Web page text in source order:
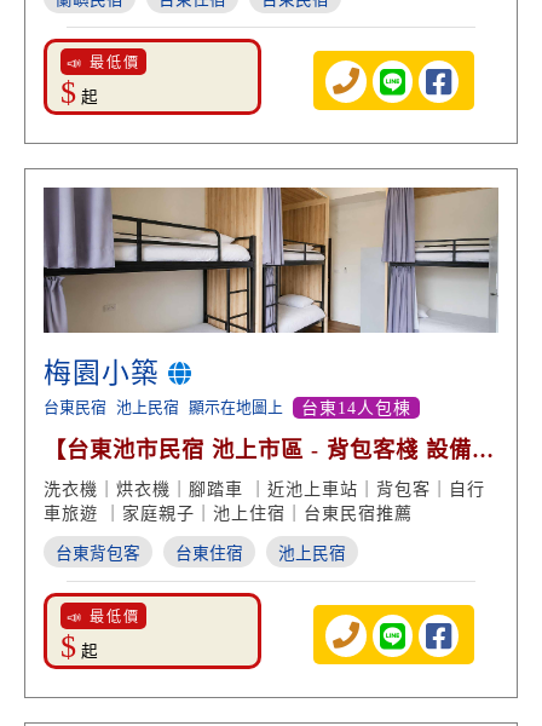
📣 最低價
$ 起
梅園小築
台東民宿 池上民宿 顯示在地圖上 台東14人包棟
【台東池市民宿 池上市區 - 背包客棧 設備齊
全】
洗衣機｜烘衣機｜腳踏車 ｜近池上車站｜背包客｜自行
車旅遊 ｜家庭親子｜池上住宿｜台東民宿推薦
台東背包客 台東住宿 池上民宿
📣 最低價
$ 起